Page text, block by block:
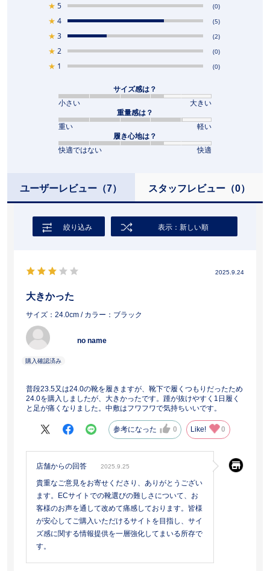
★ 5 (0)
★ 4 (5)
★ 3 (2)
★ 2 (0)
★ 1 (0)
サイズ感は？
小さい
大きい
重量感は？
重い
軽い
履き心地は？
快適ではない
快適
ユーザーレビュー （7） スタッフレビュー（0）
絞り込み 表示：新しい順
2025.9.24
大きかった
サイズ：24.0cm / カラー：ブラック
no name
普段23.5又は24.0の靴を履きますが、靴下で履くつもりだったため
24.0を購入しましたが、大きかったです。踵が抜けやすく1日履く
と足が痛くなりました。中敷はフワフワで気持ちいいです。
参考になった 0 Like! 0
店舗からの回答 2025.9.25
貴重なご意見をお寄せくださり、ありがとうござい
ます。ECサイトでの靴選びの難しさについて、お
客様のお声を通して改めて痛感しております。皆様
が安心してご購入いただけるサイトを目指し、サイ
ズ感に関する情報提供を一層強化してまいる所存で
す。